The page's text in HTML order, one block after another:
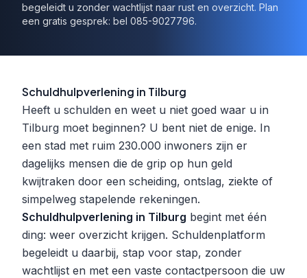
begeleidt u zonder wachtlijst naar rust en overzicht. Plan
een gratis gesprek: bel 085-9027796.
Schuldhulpverlening in Tilburg
Heeft u schulden en weet u niet goed waar u in
Tilburg moet beginnen? U bent niet de enige. In
een stad met ruim 230.000 inwoners zijn er
dagelijks mensen die de grip op hun geld
kwijtraken door een scheiding, ontslag, ziekte of
simpelweg stapelende rekeningen.
Schuldhulpverlening in Tilburg begint met één
ding: weer overzicht krijgen. Schuldenplatform
begeleidt u daarbij, stap voor stap, zonder
wachtlijst en met een vaste contactpersoon die uw